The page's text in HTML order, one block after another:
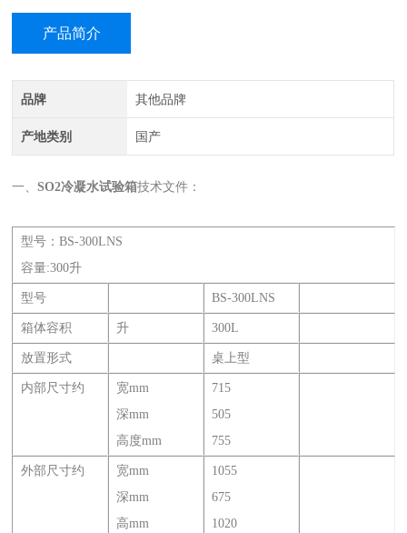
产品简介
品牌 其他品牌
产地类别 国产
一、SO2冷凝水试验箱技术文件：
型号：BS-300LNS
容量:300升
型号 BS-300LNS
箱体容积 升 300L
放置形式 桌上型
内部尺寸约
宽mm
深mm
高度mm
715
505
755
外部尺寸约
宽mm
深mm
高mm
1055
675
1020